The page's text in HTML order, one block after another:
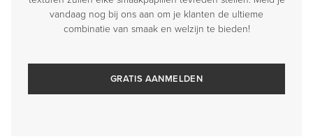
vandaag nog bij ons aan om je klanten de ultieme
combinatie van smaak en welzijn te bieden!
GRATIS AANMELDEN